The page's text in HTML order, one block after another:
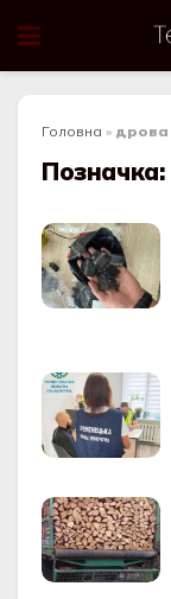
Головна » дрова
Позначка: